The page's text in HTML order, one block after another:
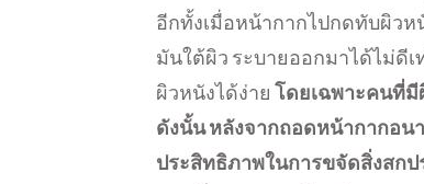
อีกทั้งเมื่อหน้ากากไปกดทับผิวห
มันใต้ผิว ระบายออกมาได้ไม่ดี
ผิวหนังได้ง่าย โดยเฉพาะคนที่มี
ดังนั้น หลังจากถอดหน้ากากอ
ประสิทธิภาพในการขจัดสิ่งสกป